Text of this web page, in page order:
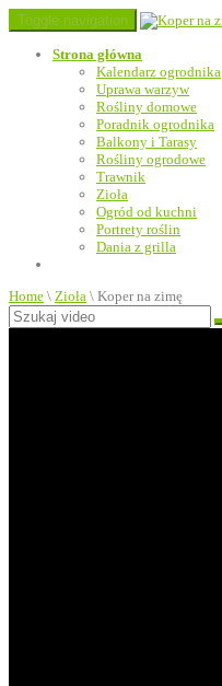
Toggle navigation
Strona główna
Kalendarz ogrodnika
Uprawa warzyw
Rośliny domowe
Poradnik ogrodnika
Balkony i Tarasy
Rośliny ogrodowe
Trawnik
Zioła
Ogród od kuchni
Portrety roślin
Dania z grilla
Home \ Zioła \ Koper na zimę